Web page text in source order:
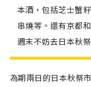
本酒，包括芝士蟹
串燒等。還有京都
週末不妨去日本秋
為期兩日的日本秋祭